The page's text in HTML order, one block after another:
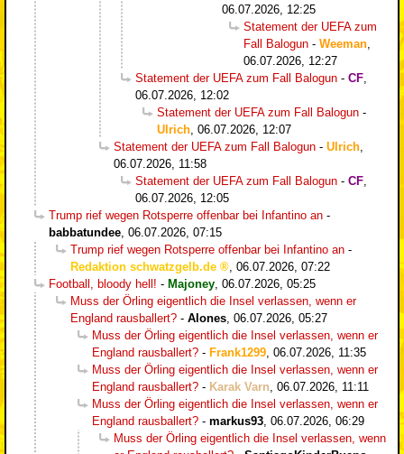
06.07.2026, 12:25
Statement der UEFA zum
Fall Balogun - Weeman
06.07.2026, 12:27
Statement der UEFA zum Fall Balogun - CF
06.07.2026, 12:02
Statement der UEFA zum Fall Balogun -
Ulrich 06.07.2026, 12:07
Statement der UEFA zum Fall Balogun - Ulrich
06.07.2026, 11:58
Statement der UEFA zum Fall Balogun - CF
06.07.2026, 12:05
Trump rief wegen Rotsperre offenbar bei Infantino an -
babbatundee 06.07.2026, 07:15
Trump rief wegen Rotsperre offenbar bei Infantino an -
Redaktion schwatzgelb.de
06.07.2026, 07:22
Football, bloody hell! - Majoney 06.07.2026, 05:25
Muss der Örling eigentlich die Insel verlassen, wenn er
England rausballert? - Alones 06.07.2026, 05:27
Muss der Örling eigentlich die Insel verlassen, wenn er
England rausballert? - Frank1299 06.07.2026, 11:35
Muss der Örling eigentlich die Insel verlassen, wenn er
England rausballert? - Karak Varn 06.07.2026, 11:11
Muss der Örling eigentlich die Insel verlassen, wenn er
England rausballert? - markus93 06.07.2026, 06:29
Muss der Örling eigentlich die Insel verlassen, wenn